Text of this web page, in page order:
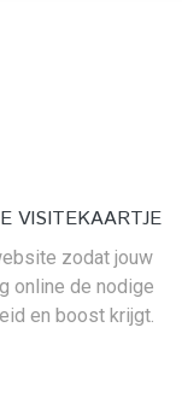
VISITEKAARTJE
zodat jouw
online de nodige
en boost krijgt.